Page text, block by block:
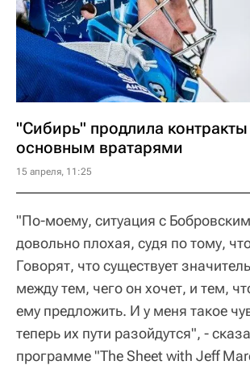
"Сибирь" продлила
основным вратарями
15 апреля, 11:25
"По-моему, ситуация с
довольно плохая, судя по тому,
Говорят, что существует
между тем, чего он хочет, и тем,
ему предложить. И у меня такое
теперь их пути разойдутся", -
программе "The Sheet with Jeff